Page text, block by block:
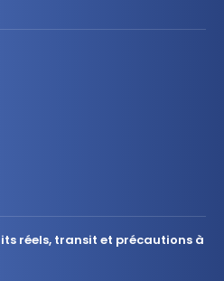
réels, transit et précautions à